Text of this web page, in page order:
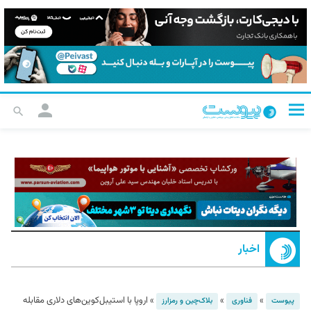
اخبار
پیوست » فناوری » بلاک‌چین و رمزارز » اروپا با استیبل‌کوین‌های دلاری مقابله